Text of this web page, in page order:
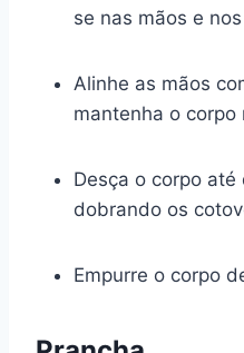
se nas mãos e
Alinhe as mãos
mantenha o corpo
Desça o corpo
dobrando os
Empurre o corpo